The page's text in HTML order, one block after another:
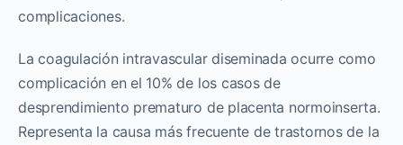
complicaciones.
La coagulación intravascular diseminada ocurre como
complicación en el 10% de los casos de
desprendimiento prematuro de placenta normoinserta.
Representa la causa más frecuente de trastornos de la